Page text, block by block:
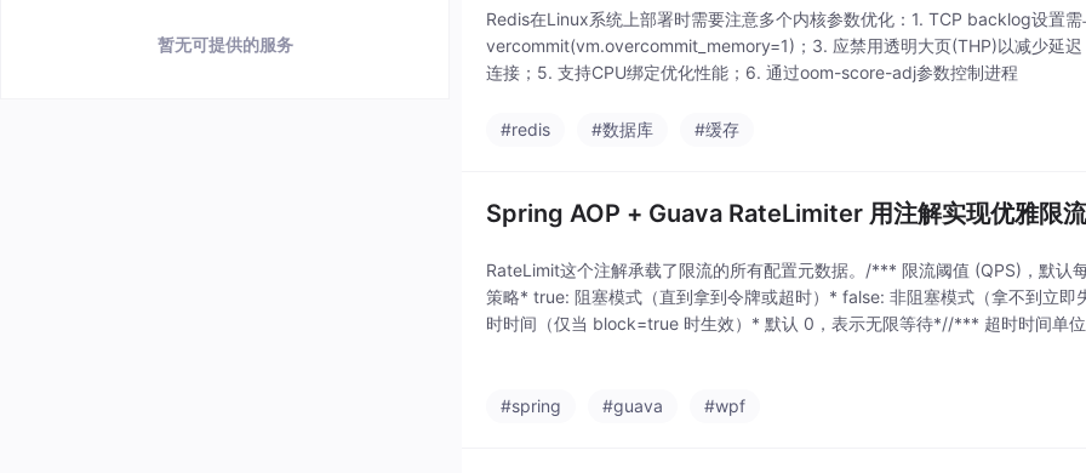
暂无可提供的服务
Redis在Linux系统上部署时需要注意多个内核参数优化：1. TCP backlog设置
vercommit(vm.overcommit_memory=1)；3. 应禁用透明大页(THP)以减少延
连接；5. 支持CPU绑定优化性能；6. 通过oom-score-adj参数控制进程
#redis #数据库 #缓存
Spring AOP + Guava RateLimiter 用注解实现优雅限
RateLimit这个注解承载了限流的所有配置元数据。/*** 限流阈值 (QPS)，默
策略* true: 阻塞模式（直到拿到令牌或超时）* false: 非阻塞模式（拿不到立
时时间（仅当 block=true 时生效）* 默认 0，表示无限等待*//*** 超时时间单
#spring #guava #wpf